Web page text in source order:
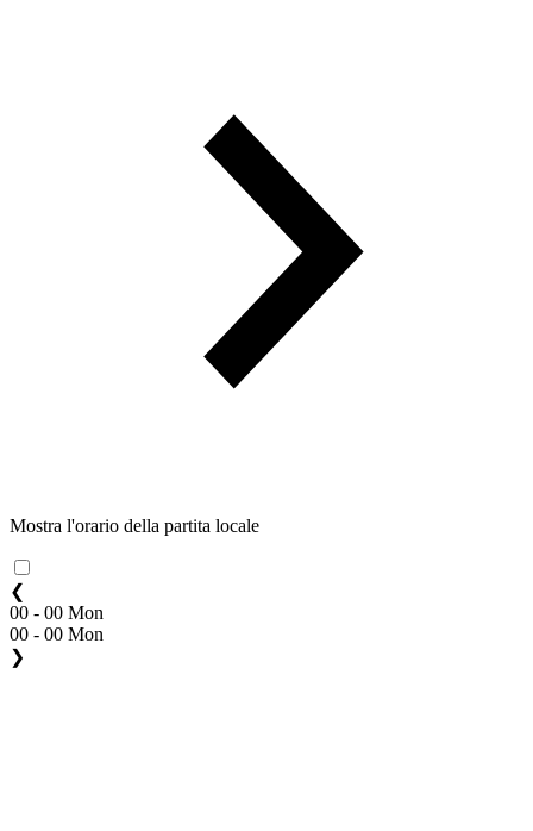
Mostra l'orario della partita locale
❮
00 - 00 Mon
00 - 00 Mon
❯